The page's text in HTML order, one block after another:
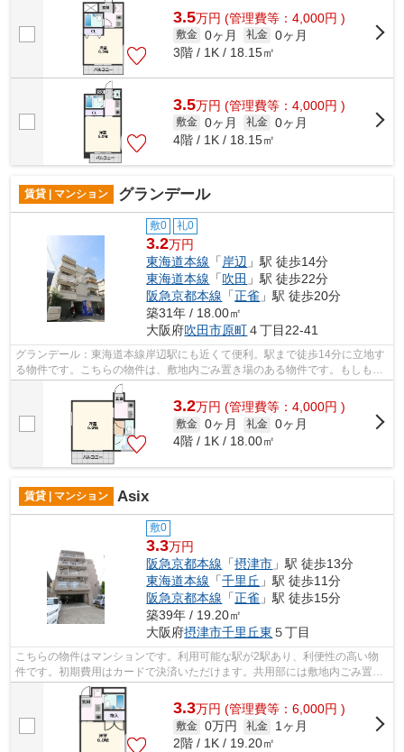
3.5万円 (管理費等：4,000円 )
敷金 0ヶ月 礼金 0ヶ月
3階 / 1K / 18.15㎡
3.5万円 (管理費等：4,000円 )
敷金 0ヶ月 礼金 0ヶ月
4階 / 1K / 18.15㎡
賃貸 | マンション グランデール
敷0 礼0
3.2万円
東海道本線 「 岸辺 」駅 徒歩14分
東海道本線 「吹田 」駅 徒歩22分
阪急京都本線 「正雀 」駅 徒歩20分
築31年 / 18.00㎡
大阪府吹田市原町４丁目22-41
グランデール：東海道本線岸辺駅にも近くて便利。駅まで徒歩14分に立地す
る物件です。こちらの物件は、敷地内ごみ置き場のある物件です。もしもの
ときの地震にも心強い鉄骨造物件。ミ...
3.2万円 (管理費等：4,000円 )
敷金 0ヶ月 礼金 0ヶ月
4階 / 1K / 18.00㎡
賃貸 | マンション Asix
敷0
3.3万円
阪急京都本線 「摂津市 」駅 徒歩13分
東海道本線 「千里丘 」駅 徒歩11分
阪急京都本線 「正雀 」駅 徒歩15分
築39年 / 19.20㎡
大阪府摂津市千里丘東 ５丁目
こちらの物件はマンションです。利用可能な駅が2駅あり、利便性の高い物
件です。初期費用はカードで決済いただけます。共用部には敷地内ごみ置き
場・エレベータなどが揃っております。...
3.3万円 (管理費等：6,000円 )
敷金 0万円 礼金
1ヶ月
2階 / 1K / 19.20㎡